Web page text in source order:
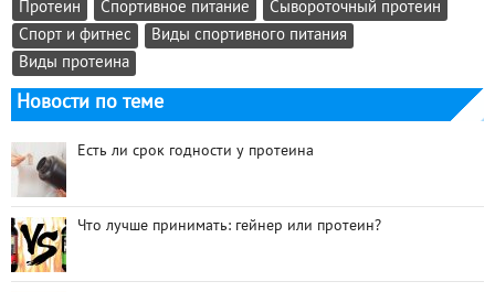
Протеин Спортивное питание
Сывороточный протеин
Спорт и фитнес
Виды спортивного питания
Виды протеина
Новости по теме
Есть ли срок годности у протеина
Что лучше принимать: гейнер или протеин?